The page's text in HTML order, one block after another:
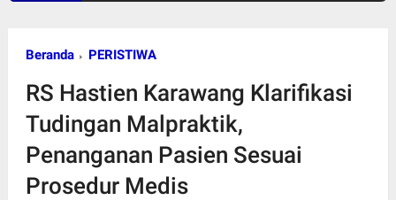
Beranda PERISTIWA
RS Hastien Karawang Klarifikasi
Tudingan Malpraktik,
Penanganan Pasien Sesuai
Prosedur Medis